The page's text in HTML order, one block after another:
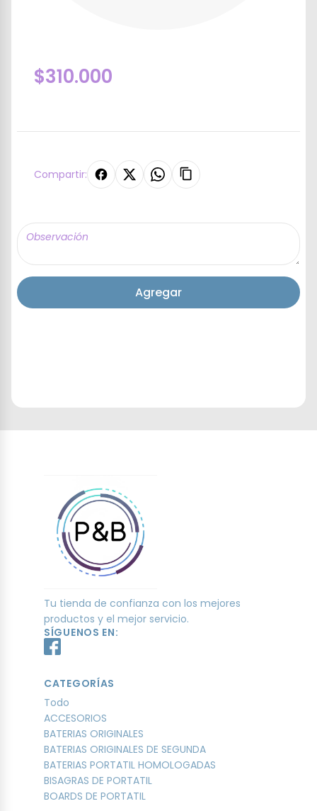
$310.000
Compartir:
Agregar
Tu tienda de confianza con los mejores
productos y el mejor servicio.
SÍGUENOS EN:
CATEGORÍAS
Todo
ACCESORIOS
BATERIAS ORIGINALES
BATERIAS ORIGINALES DE SEGUNDA
BATERIAS PORTATIL HOMOLOGADAS
BISAGRAS DE PORTATIL
BOARDS DE PORTATIL